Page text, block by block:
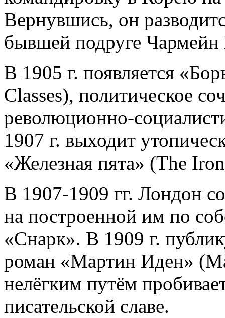
Вернувшись, он
бывшей подруге
В 1905 г. появляется
Classes), политическое
революционно-
1907 г. выходит
«Железная пята» (The
В 1907-1909 гг. Лондон
на построенной им по
«Снарк». В 1909 г.
роман «Мартин Иден»
нелёгким путём
писательской славе.